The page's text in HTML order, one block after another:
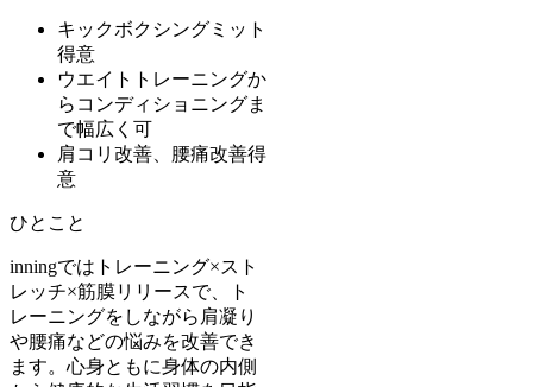
キックボクシングミット
得意
ウエイトトレーニングか
らコンディショニングま
で幅広く可
肩コリ改善、腰痛改善得
意
ひとこと
inningではトレーニング×スト
レッチ×筋膜リリースで、ト
レーニングをしながら肩凝り
や腰痛などの悩みを改善でき
ます。心身ともに身体の内側